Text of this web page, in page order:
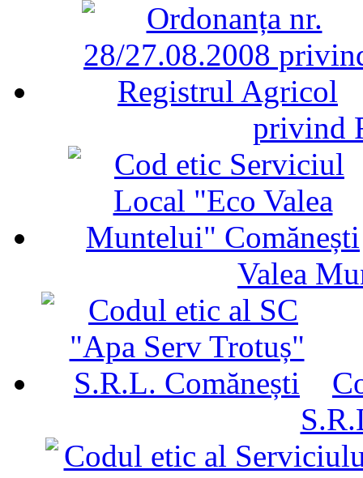
privind
Valea